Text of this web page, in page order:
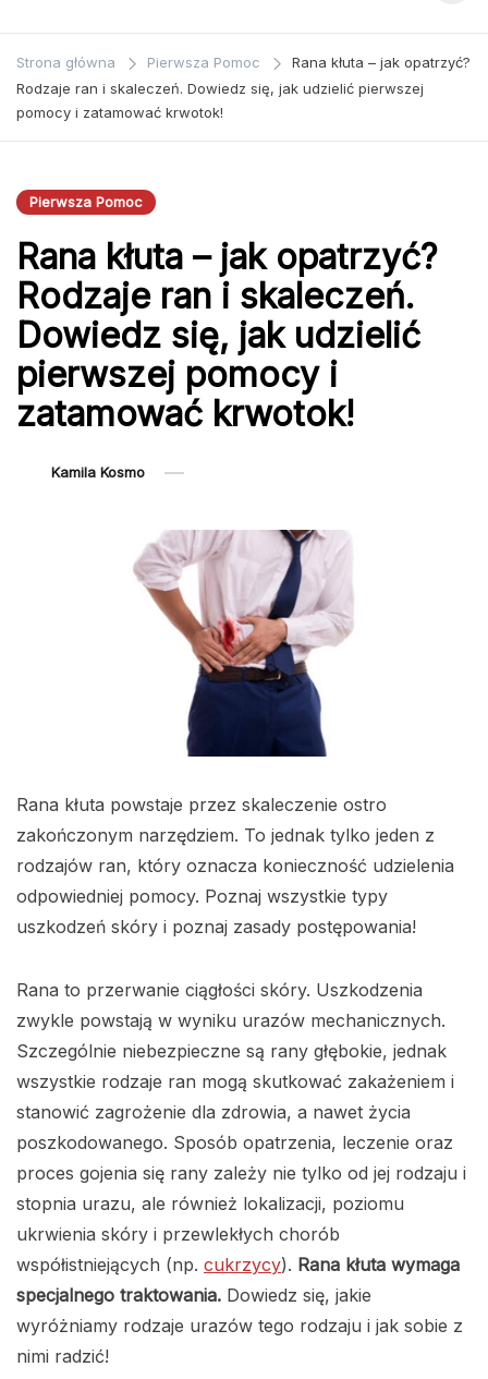
Ratownik
Medyczny
zagadnieniom z
dziedziny
medycyny oraz
ratownictwa
Strona główna Pierwsza Pomoc
Rana kłuta – jak opatrzyć?
Rodzaje ran i skaleczeń. Dowiedz się, jak udzielić pierwszej
pomocy i zatamować krwotok!
Pierwsza Pomoc
Rana kłuta – jak opatrzyć?
Rodzaje ran i skaleczeń.
Dowiedz się, jak udzielić
pierwszej pomocy i
zatamować krwotok!
Kamila Kosmo
Rana kłuta powstaje przez skaleczenie ostro
zakończonym narzędziem. To jednak tylko jeden z
rodzajów ran, który oznacza konieczność udzielenia
odpowiedniej pomocy. Poznaj wszystkie typy
uszkodzeń skóry i poznaj zasady postępowania!
Rana to przerwanie ciągłości skóry. Uszkodzenia
zwykle powstają w wyniku urazów mechanicznych.
Szczególnie niebezpieczne są rany głębokie, jednak
wszystkie rodzaje ran mogą skutkować zakażeniem i
stanowić zagrożenie dla zdrowia, a nawet życia
poszkodowanego. Sposób opatrzenia, leczenie oraz
proces gojenia się rany zależy nie tylko od jej rodzaju i
stopnia urazu, ale również lokalizacji, poziomu
ukrwienia skóry i przewlekłych chorób
współistniejących (np. cukrzycy). Rana kłuta wymaga
specjalnego traktowania. Dowiedz się, jakie
wyróżniamy rodzaje urazów tego rodzaju i jak sobie z
nimi radzić!